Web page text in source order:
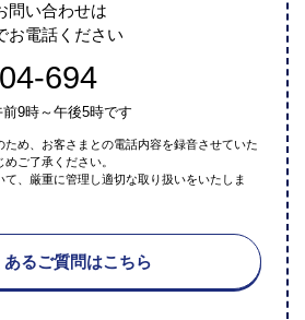
問い合わせは
お電話ください
694
9時～午後5時です
ため、お客さまとの電話内容を録音させていた
ご了承ください。
て、厳重に管理し適切な取り扱いをいたしま
あるご質問はこちら